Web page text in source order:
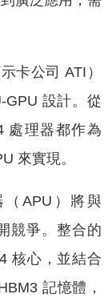
卡公司 ATI）
GPU 設計。從
處理器都作為
來實現。
（APU）將與
競爭。整合的
核心，並結合
記憶體，